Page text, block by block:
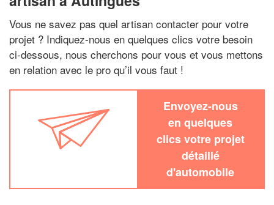
Vous ne savez pas quel artisan contacter pour votre
projet ? Indiquez-nous en quelques clics votre besoin
ci-dessous, nous cherchons pour vous et vous mettons
en relation avec le pro qu’il vous faut !
Envoyez-nous
en quelques
clics votre projet
détaillé
d'automobile